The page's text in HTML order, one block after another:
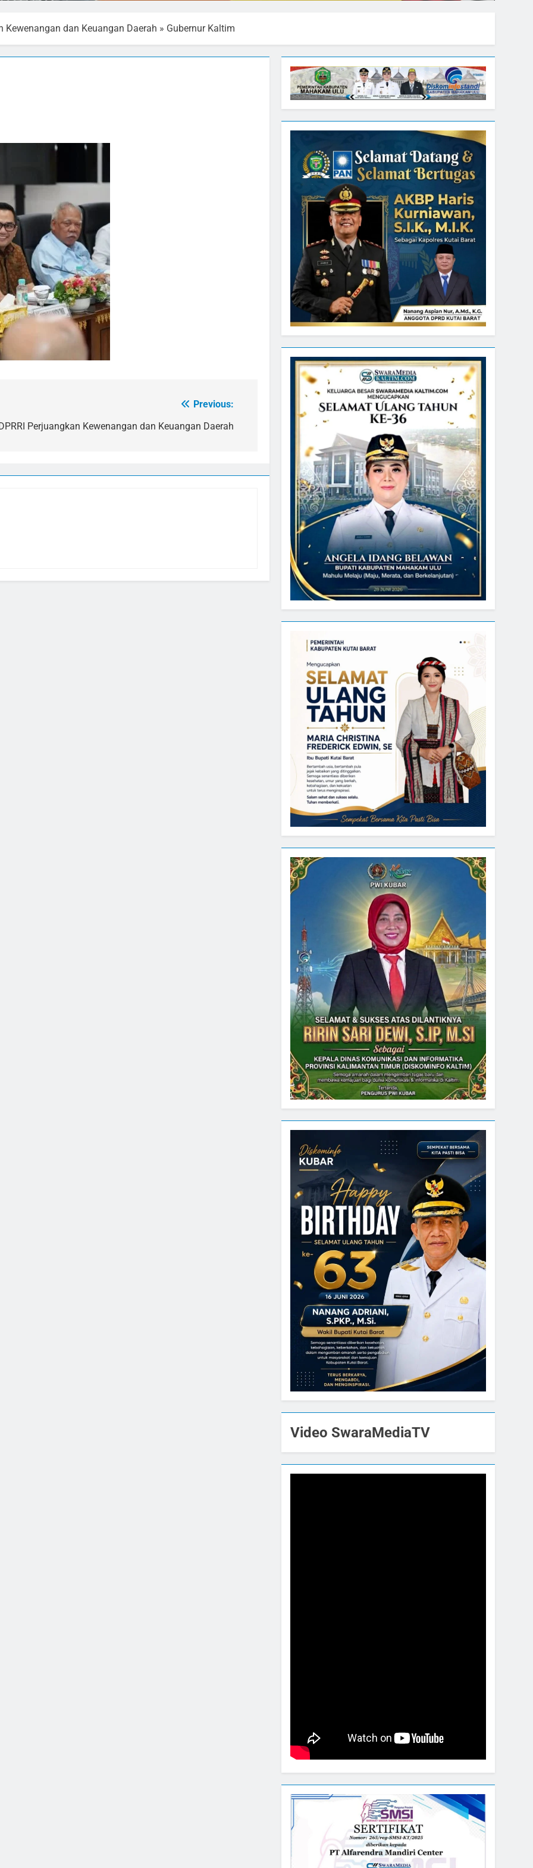
Kewenangan dan Keuangan Daerah » Gubernur Kaltim
Previous:
Perjuangkan Kewenangan dan Keuangan Daerah
Video SwaraMediaTV